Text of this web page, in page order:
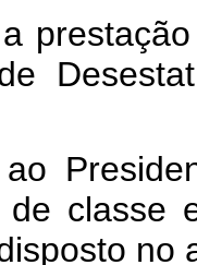
classe
no